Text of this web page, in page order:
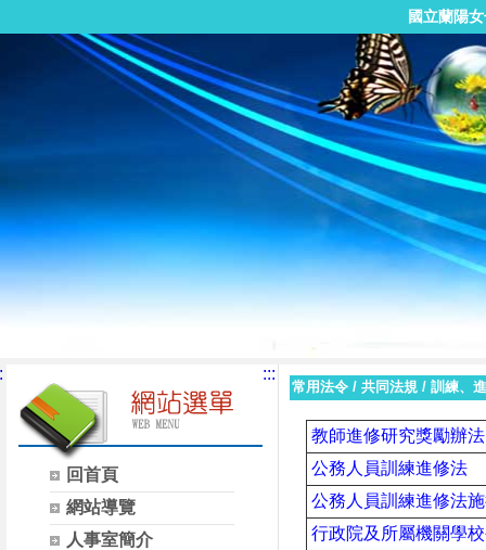
國立蘭陽
回首頁
網站導覽
人事室簡介
:::
常用法令 / 共同法規 / 訓練、
教師進修研究獎勵辦法
公務人員訓練進修法
公務人員訓練進修法
行政院及所屬機關學